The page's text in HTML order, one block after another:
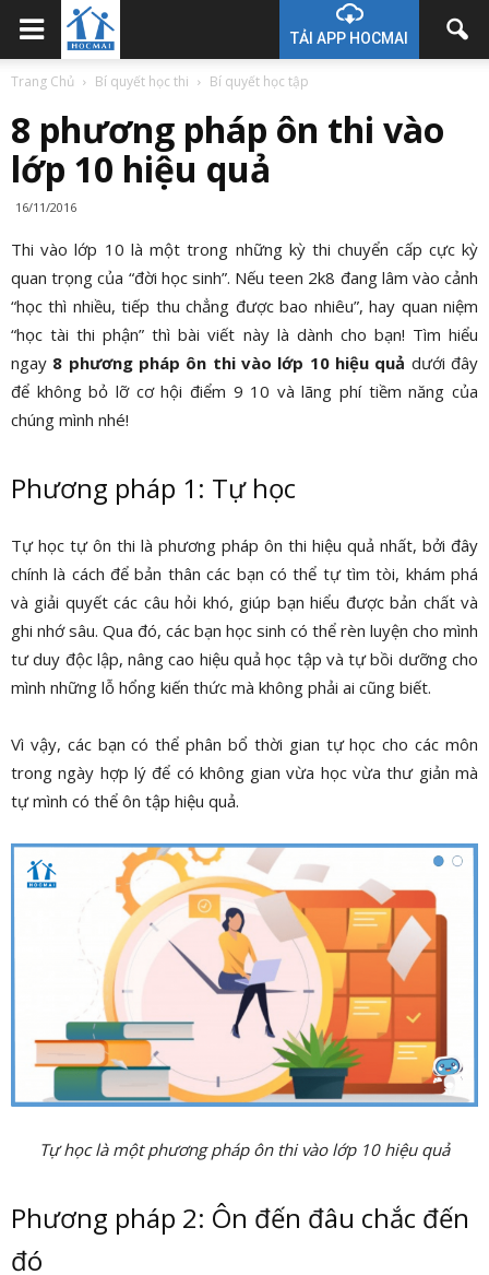
TẢI APP HOCMAI
Trang Chủ Bí quyết học thi Bí quyết học tập
8 phương pháp ôn thi vào
lớp 10 hiệu quả
16/11/2016
Thi vào lớp 10 là một trong những kỳ thi chuyển cấp cực kỳ
quan trọng của “đời học sinh”. Nếu teen 2k8 đang lâm vào cảnh
“học thì nhiều, tiếp thu chẳng được bao nhiêu”, hay quan niệm
“học tài thi phận” thì bài viết này là dành cho bạn! Tìm hiểu
ngay 8 phương pháp ôn thi vào lớp 10 hiệu quả dưới đây
để không bỏ lỡ cơ hội điểm 9 10 và lãng phí tiềm năng của
chúng mình nhé!
Phương pháp 1: Tự học
Tự học tự ôn thi là phương pháp ôn thi hiệu quả nhất, bởi đây
chính là cách để bản thân các bạn có thể tự tìm tòi, khám phá
và giải quyết các câu hỏi khó, giúp bạn hiểu được bản chất và
ghi nhớ sâu. Qua đó, các bạn học sinh có thể rèn luyện cho mình
tư duy độc lập, nâng cao hiệu quả học tập và tự bồi dưỡng cho
mình những lỗ hổng kiến thức mà không phải ai cũng biết.
Vì vậy, các bạn có thể phân bổ thời gian tự học cho các môn
trong ngày hợp lý để có không gian vừa học vừa thư giản mà
tự mình có thể ôn tập hiệu quả.
Tự học là một phương pháp ôn thi vào lớp 10 hiệu quả
Phương pháp 2: Ôn đến đâu chắc đến
đó